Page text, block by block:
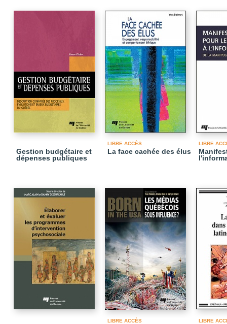
Gestion budgétaire et
dépenses publiques
LIBRE ACCÈS
La face cachée des élus
LIBRE
LIBRE ACCÈS LIBRE